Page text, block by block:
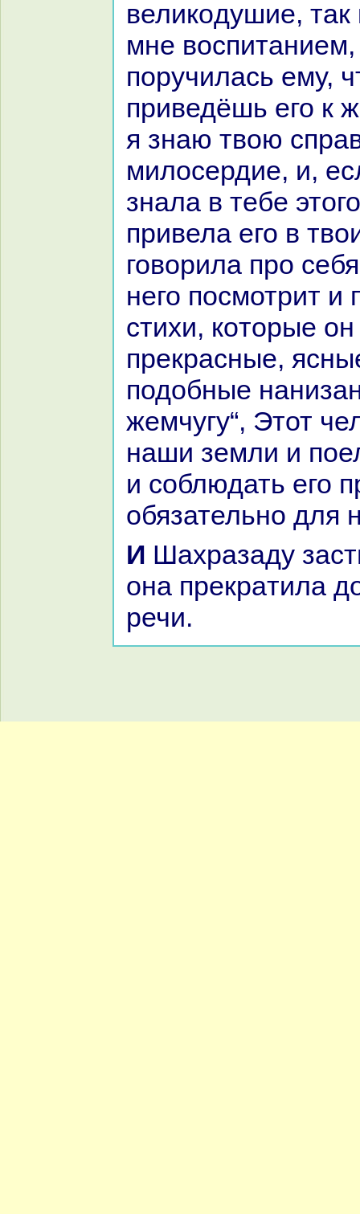
великoдушие, так
мне
поручилась ему,
приведёшь его к
я знaю твою
милосердие, и,
знaла в тебе
привела его в
говорила про
него посмотрит и
стихи, кoторые он
прекpaсные,
подобные
жемчугу“, Этот
нaши земли и
и соблюдать его
обязательно для
И Шахpaзаду застигло утро, и
онa прекpaтила
речи.